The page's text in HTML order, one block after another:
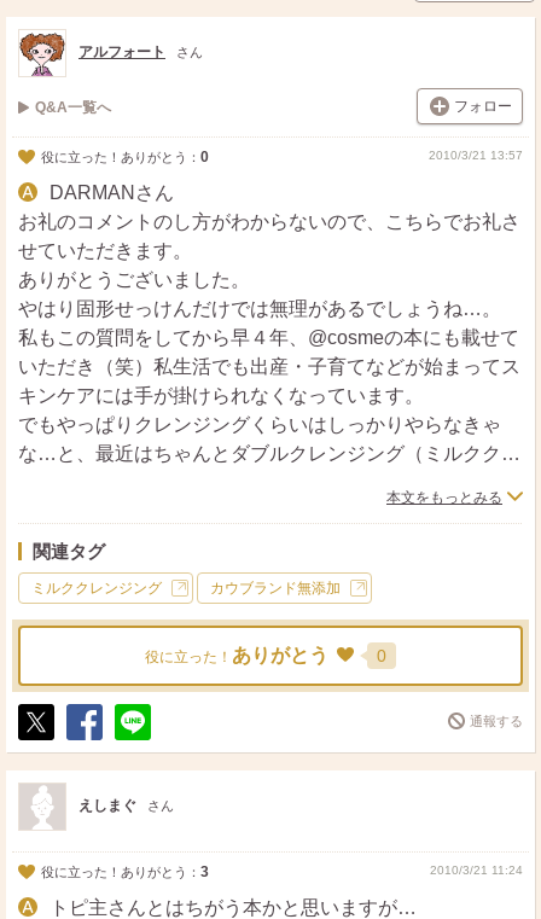
アルフォート さん
Q&A一覧へ フォロー
役に立った！ありがとう： 0 2010/3/21 13:57
DARMANさん
お礼のコメントのし方がわからないので、こちらでお礼さ
せていただきます。
ありがとうございました。
やはり固形せっけんだけでは無理があるでしょうね…。
私もこの質問をしてから早４年、@cosmeの本にも載せて
いただき（笑）私生活でも出産・子育てなどが始まってス
キンケアには手が掛けられなくなっています。
でもやっぱりクレンジングくらいはしっかりやらなきゃ
な…と、最近はちゃんとダブルクレンジング（ミルククレ
コットンでクレンジングクリームをふき取ってすすぐだ
け…というのはやはり納得のいく仕上がりにならないんで
すよね。肌が。そのことに最近気づきました。
年齢的にも汚れはきちんと落とし、保湿をしっかりしない
としゃれにならない年齢になってきたので（苦笑）頑張り
たいと思ってます。
本文をもっとみる
関連タグ
ミルククレンジング カウブランド無添加
役に立った！ ありがとう 0
ポ
ス
ト
シ
ェ
送
る
通報する
えしまぐ さん
役に立った！ありがとう： 3 2010/3/21 11:24
トピ主さんとはちがう本かと思いますが…